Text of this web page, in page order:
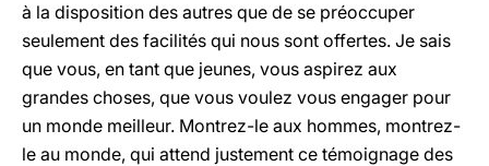
à la disposition des autres que de se préoccuper
seulement des facilités qui nous sont offertes. Je sais
que vous, en tant que jeunes, vous aspirez aux
grandes choses, que vous voulez vous engager pour
un monde meilleur. Montrez-le aux hommes, montrez-
le au monde, qui attend justement ce témoignage des